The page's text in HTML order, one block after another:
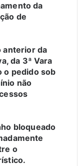
da
de
anterior da
da 3ª Vara
o pedido sob
não
bloqueado
o